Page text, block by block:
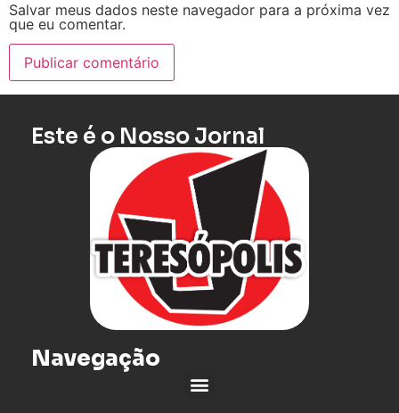
Salvar meus dados neste navegador para a próxima vez
que eu comentar.
Este é o Nosso Jornal
Navegação